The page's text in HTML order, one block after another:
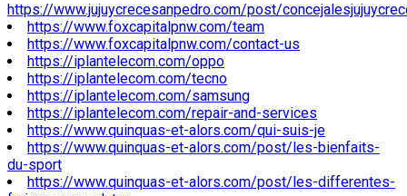
https://www.jujuycrecesanpedro.com/post/
https://www.foxcapitalpnw.com/team
https://www.foxcapitalpnw.com/contact-us
https://iplantelecom.com/oppo
https://iplantelecom.com/tecno
https://iplantelecom.com/samsung
https://iplantelecom.com/repair-and-services
https://www.quinquas-et-alors.com/qui-suis-je
https://www.quinquas-et-alors.com/post/les-bienfaits-
du-sport
https://www.quinquas-et-alors.com/post/les-differentes-